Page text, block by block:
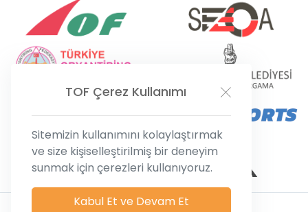
TOF Çerez Kullanımı
Sitemizin kullanımını kolaylaştırmak
ve size kişiselleştirilmiş bir deneyim
sunmak için çerezleri kullanıyoruz.
Kabul Et ve Devam Et